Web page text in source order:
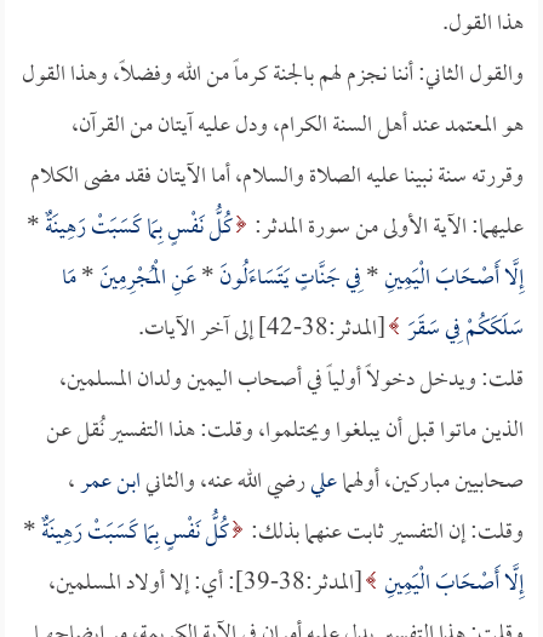
هذا القول.
والقول الثاني: أننا نجزم لهم بالجنة كرماً من الله وفضلاً، وهذا القول
هو المعتمد عند أهل السنة الكرام، ودل عليه آيتان من القرآن،
وقررته سنة نبينا عليه الصلاة والسلام، أما الآيتان فقد مضى الكلام
عليهما: الآية الأولى من سورة المدثر: كُلُّ نَفْسٍ بِمَا كَسَبَتْ رَهِينَةٌ*
إِلَّا أَصْحَابَ الْيَمِينِ*فِي جَنَّاتٍ يَتَسَاءَلُونَ*عَنِ الْمُجْرِمِينَ*مَا
سَلَكَكُمْ فِي سَقَرَ [المدثر:38-42] إلى آخر الآيات.
قلت: ويدخل دخولاً أولياً في أصحاب اليمين ولدان المسلمين،
الذين ماتوا قبل أن يبلغوا ويحتلموا، وقلت: هذا التفسير نُقل عن
صحابيين مباركين، أولهماعليرضي الله عنه، والثانيابن عمر،
وقلت: إن التفسير ثابت عنهما بذلك: كُلُّ نَفْسٍ بِمَا كَسَبَتْ رَهِينَةٌ*
إِلَّا أَصْحَابَ الْيَمِينِ
[المدثر:38-39]: أي: إلا أولاد المسلمين،